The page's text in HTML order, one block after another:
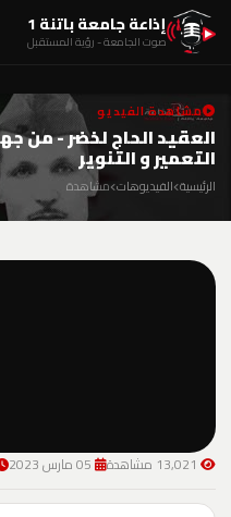
إذاعة جامعة باتنة 1
صوت الجامعة - رؤية المستقبل
مشاهدة الفيديو
العقيد الحاج لخضر - من
التعمير و التنوير
الرئيسية الفيديوهات مشاهدة